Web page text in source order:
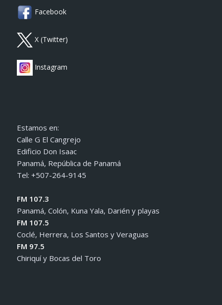
Facebook
X (Twitter)
Instagram
Estamos en:
Calle G El Cangrejo
Edificio Don Isaac
Panamá, República de Panamá
Tel: +507-264-9145
FM 107.3
Panamá, Colón, Kuna Yala, Darién y playas
FM 107.5
Coclé, Herrera, Los Santos y Veraguas
FM 97.5
Chiriquí y Bocas del Toro